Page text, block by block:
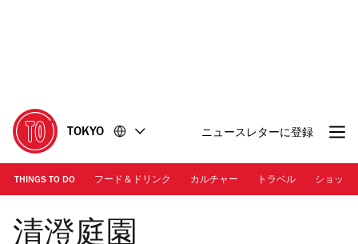
に
移
動
移
動
TOKYO ニュースレターに登録
THINGS TO DO フード＆ドリンク カルチャー トラベル ショッピ
Photo: Travelling-light/Dreamstime